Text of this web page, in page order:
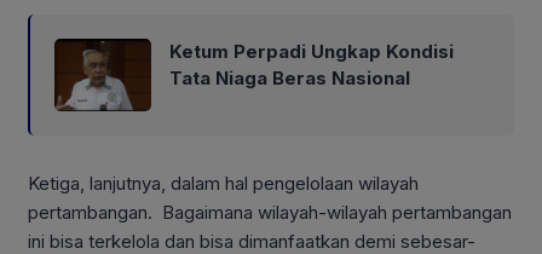
Ketum Perpadi Ungkap Kondisi
Tata Niaga Beras Nasional
Ketiga, lanjutnya, dalam hal pengelolaan wilayah
pertambangan. Bagaimana wilayah-wilayah pertambangan
ini bisa terkelola dan bisa dimanfaatkan demi sebesar-